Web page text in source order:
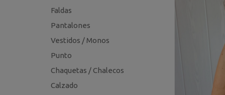
Faldas
Pantalones
Vestidos / Monos
Punto
Chaquetas / Chalecos
Calzado